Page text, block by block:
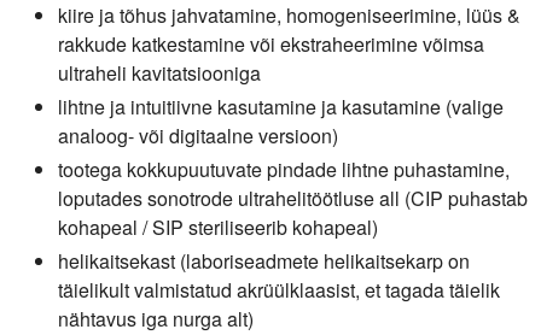
kiire ja tõhus jahvatamine, homogeniseerimine, lüüs &
rakkude katkestamine või ekstraheerimine võimsa
ultraheli kavitatsiooniga
lihtne ja intuitiivne kasutamine ja kasutamine (valige
analoog- või digitaalne versioon)
tootega kokkupuutuvate pindade lihtne puhastamine,
loputades sonotrode ultrahelitöötluse all (CIP puhastab
kohapeal / SIP steriliseerib kohapeal)
helikaitsekast (laboriseadmete helikaitsekarp on
täielikult valmistatud akrüülklaasist, et tagada täielik
nähtavus iga nurga alt)